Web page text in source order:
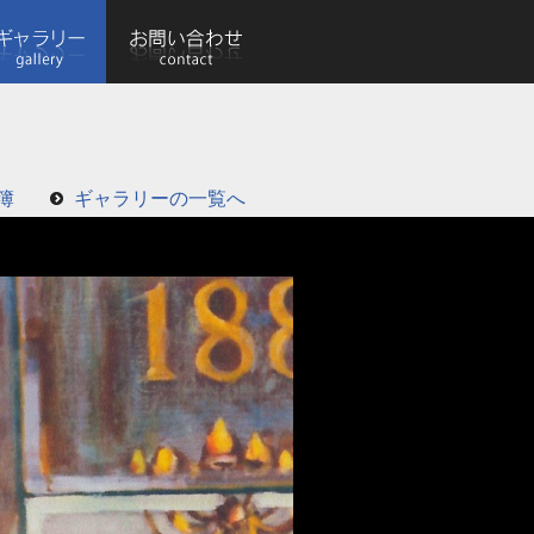
ギャラリーの一覧へ